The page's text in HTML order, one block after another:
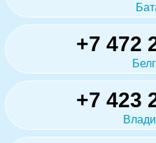
+7 472
+7 423